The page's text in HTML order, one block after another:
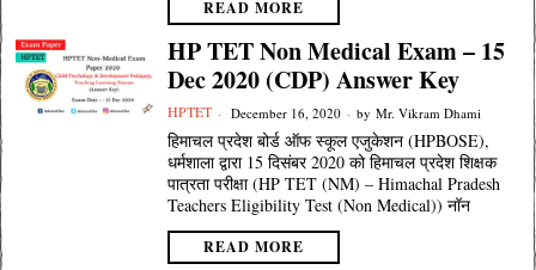
READ MORE
HP TET Non Medical Exam – 15
Dec 2020 (CDP) Answer Key
HPTET December 16, 2020 by Mr. Vikram Dhami
हिमाचल प्रदेश बोर्ड ऑफ स्कूल एजुकेशन (HPBOSE),
धर्मशाला द्वारा 15 दिसंबर 2020 को हिमाचल प्रदेश शिक्षक
पात्रता परीक्षा (HP TET (NM) – Himachal Pradesh
Teachers Eligibility Test (Non Medical)) नॉन
READ MORE